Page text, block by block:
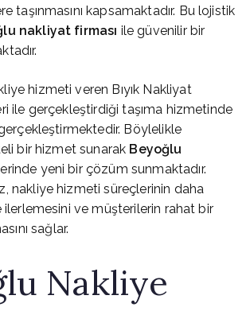
taşınmasını kapsamaktadır. Bu lojistik
nakliyat firması ile güvenilir bir
hizmeti veren Bıyık Nakliyat
ile gerçekleştirdiği taşıma hizmetinde
Böylelikle
bir hizmet sunarak Beyoğlu
yeni bir çözüm sunmaktadır.
nakliye hizmeti süreçlerinin daha
ilerlemesini ve müşterilerin rahat bir
sağlar.
Nakliye